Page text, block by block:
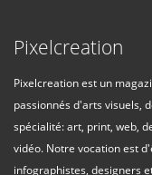
Pixelcreation
Pixelcreation est un
passionnés d'arts visuels,
spécialité: art, print, web,
vidéo. Notre vocation est
infographistes, designers